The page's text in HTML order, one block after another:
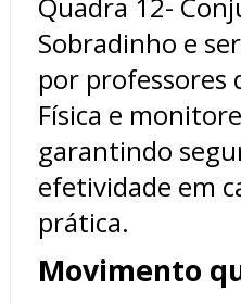
Quadra 12-
Sobradinho e
por professores
Física e
garantindo
efetividade em
prática.
Movimento